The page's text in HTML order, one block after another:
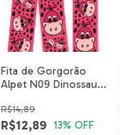
Fita de Gorgorão
Alpet N09 Dinossauro
R$12,89
R$14,89
13% OFF